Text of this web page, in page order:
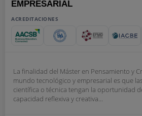
EMPRESARIAL
ACREDITACIONES
La finalidad del Máster en Pensamiento y
mundo tecnológico y empresarial es que
científica o técnica tengan la oportunidad
capacidad reflexiva y creativa...